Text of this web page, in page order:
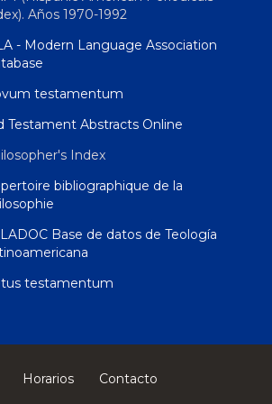
Años 1970-1992
- Modern Language Association
testamentum
Testament Abstracts Online
Index
bibliographique de la
Base de datos de Teología
testamentum
Horarios
Contacto